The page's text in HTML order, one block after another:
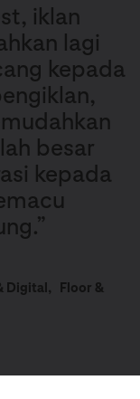
iklan
lagi
kepada
besar
kepada
Digital, Floor &